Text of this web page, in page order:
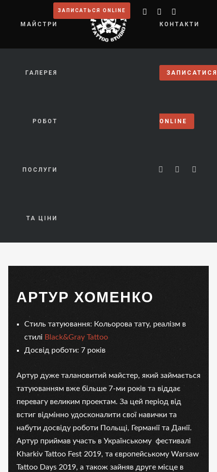
МАЙСТРИ
ГАЛЕРЕЯ
РОБОТ
ПОСЛУГИ
ТА ЦІНИ
КОНТАКТИ
ЗАПИСАТИСЯ
ONLINE
ЗАПИСАТЬСЯ ONLINE
АРТУР ХОМЕНКО
Стиль татуювання: Кольорова тату, реалізм в
стилі Black&Gray Tattoo
Досвід роботи: 7 років
Артур дуже талановитий майстер, який займається
татуюванням вже більше 7-ми років та віддає
перевагу великим проектам. За цей період від
встиг відмінно удосконалити свої навички та
набути досвіду роботи Польщі, Германії та Данії.
Артур приймав участь в Українському фестивалі
Kharkiv Tattoo Fest 2019, та європейському Warsaw
Tattoo Days 2019, а також зайняв друге місце в